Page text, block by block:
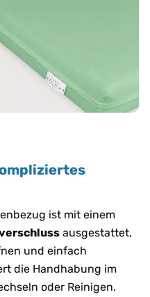
ist mit einem
ausgestattet,
und einfach
die Handhabung im
oder Reinigen.